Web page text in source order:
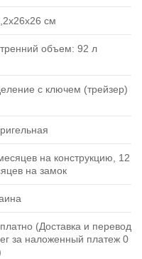
см
объем: 92 л
с ключем (трейзер)
на конструкцию, 12
на замок
(Доставка и перевод
за наложенный платеж 0